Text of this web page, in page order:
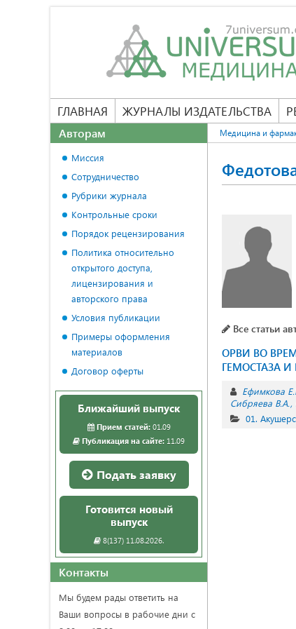
ГЛАВНАЯ ЖУРНАЛЫ ИЗДАТЕЛЬСТВА
Медицина и
Все статьи
ОРВИ ВО
ГЕМОСТАЗА
Ефимкова
Сибряева В.А.
01.
Авторам
Миссия
Сотрудничество
Рубрики журнала
Контрольные сроки
Порядок рецензирования
Политика относительно
открытого доступа,
лицензирования и
авторского права
Условия публикации
Примеры оформления
материалов
Договор оферты
Ближайший выпуск
Прием статей:01.09
Публикация на сайте: 11.09
Подать заявку
Готовится новый
выпуск
8(137) 11.08.2026.
Контакты
Мы будем рады ответить на
Ваши вопросы в рабочие дни с